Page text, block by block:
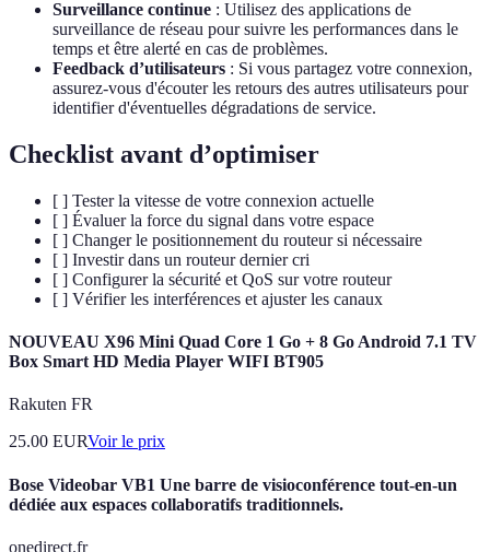
Surveillance continue : Utilisez des applications de
surveillance de réseau pour suivre les performances dans le
temps et être alerté en cas de problèmes.
Feedback d’utilisateurs : Si vous partagez votre connexion,
assurez-vous d'écouter les retours des autres utilisateurs pour
identifier d'éventuelles dégradations de service.
Checklist avant d’optimiser
[ ] Tester la vitesse de votre connexion actuelle
[ ] Évaluer la force du signal dans votre espace
[ ] Changer le positionnement du routeur si nécessaire
[ ] Investir dans un routeur dernier cri
[ ] Configurer la sécurité et QoS sur votre routeur
[ ] Vérifier les interférences et ajuster les canaux
NOUVEAU X96 Mini Quad Core 1 Go + 8 Go Android 7.1 TV
Box Smart HD Media Player WIFI BT905
Rakuten FR
25.00 EURVoir le prix
Bose Videobar VB1 Une barre de visioconférence tout-en-un
dédiée aux espaces collaboratifs traditionnels.
onedirect.fr